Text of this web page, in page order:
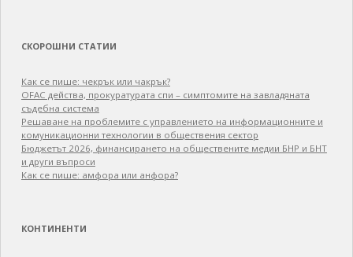
СКОРОШНИ СТАТИИ
Как се пише: чекрък или чакрък?
OFAC действа, прокуратурата спи – симптомите на завладяната
съдебна система
Решаване на проблемите с управлението на информационните и
комуникационни технологии в обществения сектор
Бюджетът 2026, финансирането на обществените медии БНР и БНТ
и други въпроси
Как се пише: амфора или анфора?
КОНТИНЕНТИ